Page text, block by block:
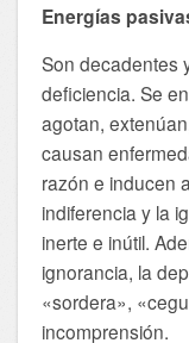
Energías
Son decadentes
deficiencia. Se
agotan,
causan
razón e inducen
indiferencia y la
inerte e inútil.
ignorancia, la
«sordera»,
incomprensión.